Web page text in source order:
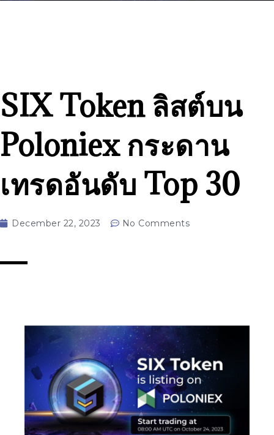
SIX Token ลิสต์บน
Poloniex กระดาน
เทรดอันดับ Top 30
December 22, 2023 No Comments